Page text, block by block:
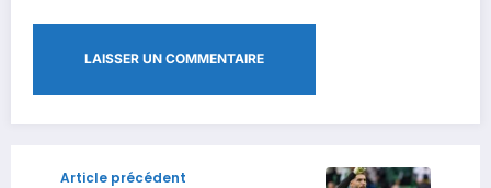
Article précédent